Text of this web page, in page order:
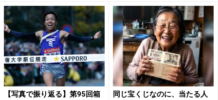
【写真で振り返る】第95回箱
同じ宝くじなのに、当たる人